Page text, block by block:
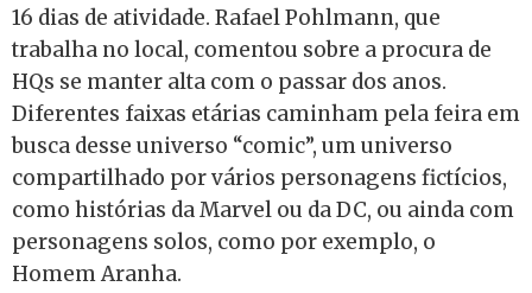
16 dias de atividade. Rafael Pohlmann, que
trabalha no local, comentou sobre a procura de
HQs se manter alta com o passar dos anos.
Diferentes faixas etárias caminham pela feira em
busca desse universo “comic”, um universo
compartilhado por vários personagens fictícios,
como histórias da Marvel ou da DC, ou ainda com
personagens solos, como por exemplo, o
Homem Aranha.